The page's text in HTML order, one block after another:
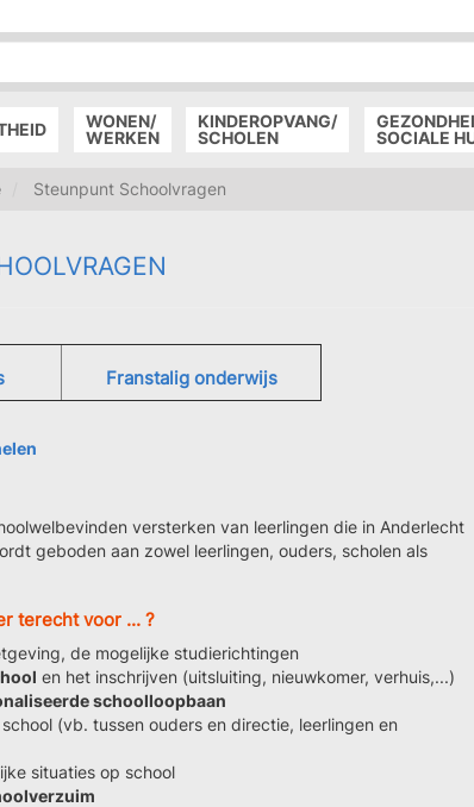
WONEN/
WERKEN
KINDEROPVANG/
SCHOLEN
SOCIALE
Steunpunt Schoolvragen
Franstalig onderwijs
versterken van leerlingen die in Anderlecht
geboden aan zowel leerlingen, ouders, scholen als
terecht voor ... ?
de mogelijke studierichtingen
en het inschrijven (uitsluiting, nieuwkomer, verhuis,...)
schoolloopbaan
(vb. tussen ouders en directie, leerlingen en
situaties op school